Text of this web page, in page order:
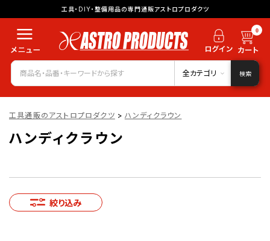
工具・DIY・整備用品の専門通販アストロプロダクツ
0
全カテゴリ 検索
工具通販のアストロプロダクツ > ハンディクラウン
ハンディクラウン
絞り込み